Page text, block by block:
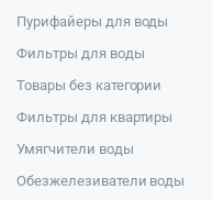
Пурифайеры для воды
Фильтры для воды
Товары без категории
Фильтры для квартиры
Умягчители воды
Обезжелезиватели воды